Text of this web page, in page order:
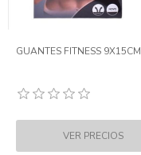
GUANTES FITNESS 9X15CM